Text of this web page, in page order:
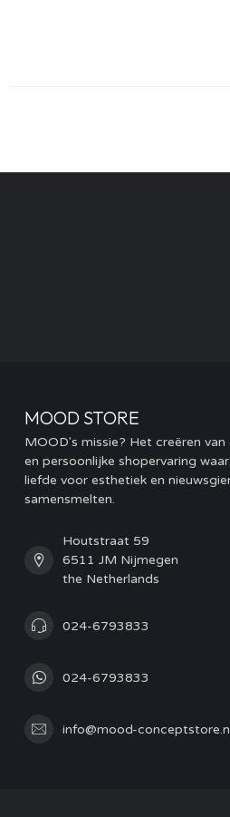
MOOD STORE
MOOD's missie? Het creëren van
en persoonlijke shopervaring
liefde voor esthetiek en
samensmelten.
Houtstraat 59
6511 JM Nijmegen
the Netherlands
024-6793833
024-6793833
info@mood-